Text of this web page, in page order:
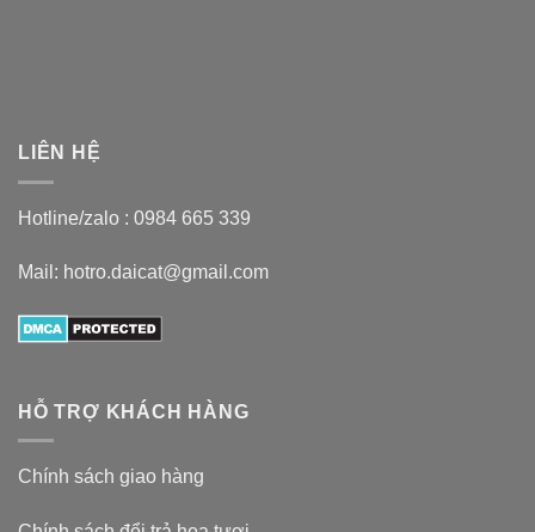
LIÊN HỆ
Hotline/zalo : 0984 665 339
Mail: hotro.daicat@gmail.com
HỖ TRỢ KHÁCH HÀNG
Chính sách giao hàng